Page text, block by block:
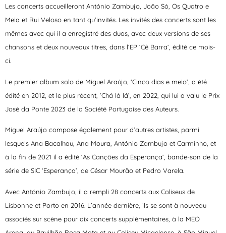
Les concerts accueilleront António Zambujo, João Só, Os Quatro e
Meia et Rui Veloso en tant qu’invités. Les invités des concerts sont les
mêmes avec qui il a enregistré des duos, avec deux versions de ses
chansons et deux nouveaux titres, dans l’EP ‘Cê Barra’, édité ce mois-
ci.
Le premier album solo de Miguel Araújo, ‘Cinco dias e meio’, a été
édité en 2012, et le plus récent, ‘Chá lá lá’, en 2022, qui lui a valu le Prix
José da Ponte 2023 de la Société Portugaise des Auteurs.
Miguel Araújo compose également pour d’autres artistes, parmi
lesquels Ana Bacalhau, Ana Moura, António Zambujo et Carminho, et
à la fin de 2021 il a édité ‘As Canções da Esperança’, bande-son de la
série de SIC ‘Esperança’, de César Mourão et Pedro Varela.
Avec António Zambujo, il a rempli 28 concerts aux Coliseus de
Lisbonne et Porto en 2016. L’année dernière, ils se sont à nouveau
associés sur scène pour dix concerts supplémentaires, à la MEO